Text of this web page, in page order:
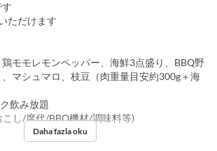
ただけます
モモレモンペッパー、海鮮3点盛り、BBQ野
マシュマロ、枝豆（肉重量目安約300g＋海
飲み放題
こし/席代/BBQ機材/調味料等)
Daha fazla oku